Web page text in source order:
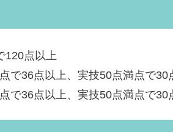
120点以上
で36点以上、実技50点満点で30
で36点以上、実技50点満点で30